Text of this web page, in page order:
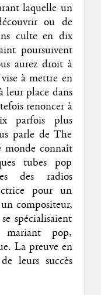
laquelle un
ou de
culte en dix
poursuivent
aurez droit à
à mettre en
leur place dans
renoncer à
parfois plus
parle de The
monde connaît
tubes pop
des radios
pour un
compositeur,
spécialisaient
mariant pop,
La preuve en
leurs succès